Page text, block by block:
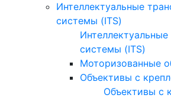
Интеллектуальные
системы (ITS)
системы (ITS)
Моторизованные
Объективы с
Объективы с